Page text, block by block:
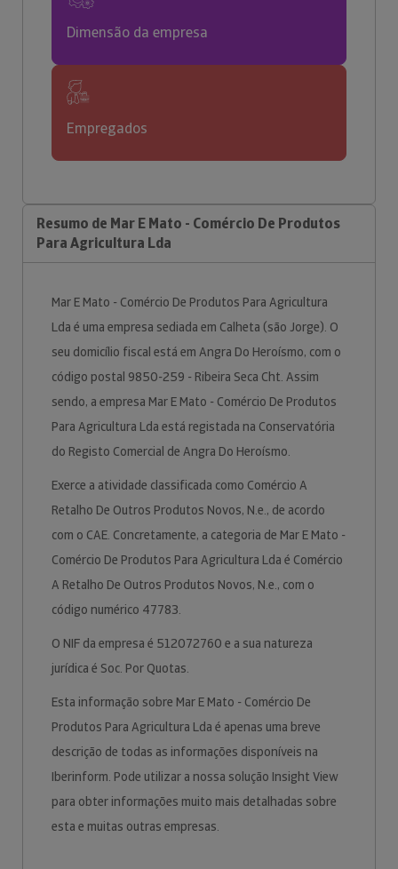
Dimensão da empresa
Empregados
Resumo de Mar E Mato - Comércio De Produtos
Para Agricultura Lda
Mar E Mato - Comércio De Produtos Para Agricultura
Lda é uma empresa sediada em Calheta (são Jorge). O
seu domicílio fiscal está em Angra Do Heroísmo, com o
código postal 9850-259 - Ribeira Seca Cht. Assim
sendo, a empresa Mar E Mato - Comércio De Produtos
Para Agricultura Lda está registada na Conservatória
do Registo Comercial de Angra Do Heroísmo.
Exerce a atividade classificada como Comércio A
Retalho De Outros Produtos Novos, N.e., de acordo
com o CAE. Concretamente, a categoria de Mar E Mato -
Comércio De Produtos Para Agricultura Lda é Comércio
A Retalho De Outros Produtos Novos, N.e., com o
código numérico 47783.
O NIF da empresa é 512072760 e a sua natureza
jurídica é Soc. Por Quotas.
Esta informação sobre Mar E Mato - Comércio De
Produtos Para Agricultura Lda é apenas uma breve
descrição de todas as informações disponíveis na
Iberinform. Pode utilizar a nossa solução Insight View
para obter informações muito mais detalhadas sobre
esta e muitas outras empresas.